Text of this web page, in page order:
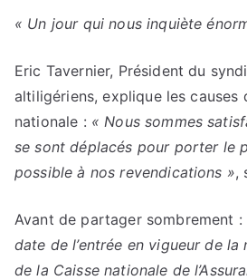
« Un jour qui nous inquiète
Eric Tavernier, Président du
altiligériens, explique les causes
nationale : « Nous sommes
se sont déplacés pour porter le
possible à nos revendications »,
Avant de partager sombrement :
date de l’entrée en vigueur de
de la Caisse nationale de